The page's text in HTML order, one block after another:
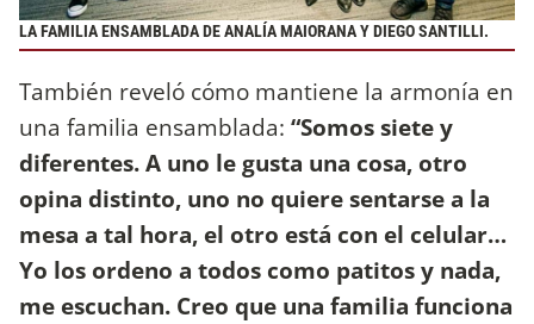
LA FAMILIA ENSAMBLADA DE ANALÍA MAIORANA Y DIEGO SANTILLI.
También reveló cómo mantiene la armonía en
una familia ensamblada: “Somos siete y
diferentes. A uno le gusta una cosa, otro
opina distinto, uno no quiere sentarse a la
mesa a tal hora, el otro está con el celular…
Yo los ordeno a todos como patitos y nada,
me escuchan. Creo que una familia funciona